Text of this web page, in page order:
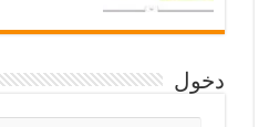
دخول